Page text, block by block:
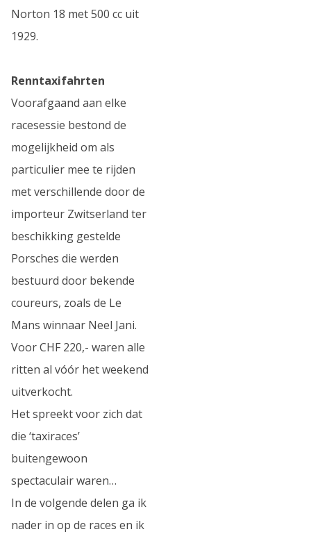
Norton 18 met 500 cc uit
1929.
Renntaxifahrten
Voorafgaand aan elke
racesessie bestond de
mogelijkheid om als
particulier mee te rijden
met verschillende door de
importeur Zwitserland ter
beschikking gestelde
Porsches die werden
bestuurd door bekende
coureurs, zoals de Le
Mans winnaar Neel Jani.
Voor CHF 220,- waren alle
ritten al vóór het weekend
uitverkocht.
Het spreekt voor zich dat
die ‘taxiraces’
buitengewoon
spectaculair waren…
In de volgende delen ga ik
nader in op de races en ik